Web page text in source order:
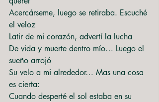
Acercárseme, luego se retiraba. Escuché
el veloz
Latir de mi corazón, advertí la lucha
De vida y muerte dentro mío… Luego el
sueño arrojó
Su velo a mi alrededor… Mas una cosa
es cierta:
Cuando desperté el sol estaba en su